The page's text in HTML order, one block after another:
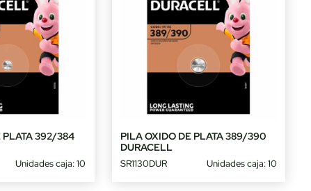
PLATA 392/384
Unidades caja: 10
PILA OXIDO DE PLATA 389/390
DURACELL
SR1130DUR Unidades caja: 10